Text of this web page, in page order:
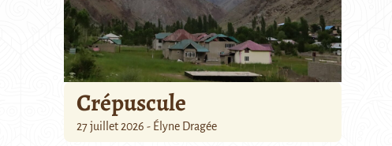
Crépuscule
27 juillet 2026 - Élyne Dragée